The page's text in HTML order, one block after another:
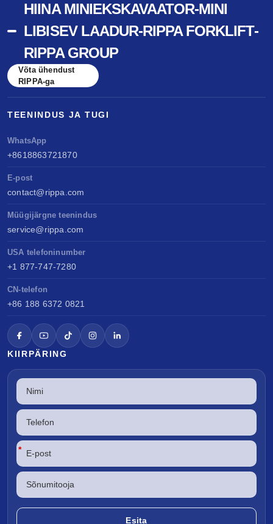
HIINA MINIEKSKAVAATOR-MINI
LIBISEV LAADUR-RIPPA FORKLIFT-
RIPPA GROUP
Võta ühendust
RIPPA-ga
TEENINDUS JA TUGI
WhatsApp
+8618863721870
E-post
contact@rippa.com
Müügijärgne teenindus
service@rippa.com
USA telefoninumber
+1 877-747-7280
CN-telefon
+86 188 6372 0821
KIIRPÄRING
*